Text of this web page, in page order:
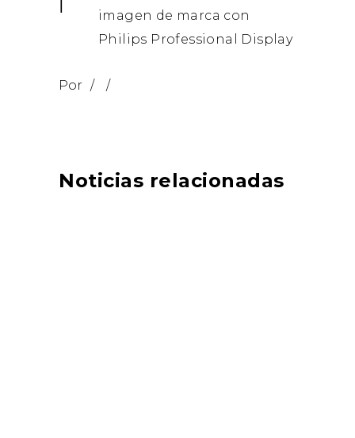
imagen de marca con
Philips Professional Display
Por
Noticias relacionadas